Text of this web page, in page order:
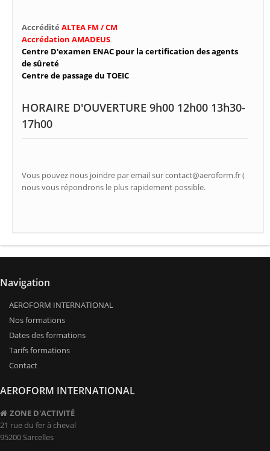
Accrédité ALTEA FM / CM
Accrédation AMADEUS
Centre D'examen ENAC pour la certification des agents
de sûreté
Centre de passage du TOEIC
HORAIRE D'OUVERTURE 9h00 12h00 13h30-
17h00
Vous pouvez nous joindre par email sur contact@aeroform.fr (
nous vous répondrons le plus rapidement possible.
Navigation
AEROFORM INTERNATIONAL
Nos formations
Dates des formations
Tarifs formations
Contact
AEROFORM INTERNATIONAL
ZONE D'ACTIVITÉ
21 rue du fer à cheval
95200 Sarcelles